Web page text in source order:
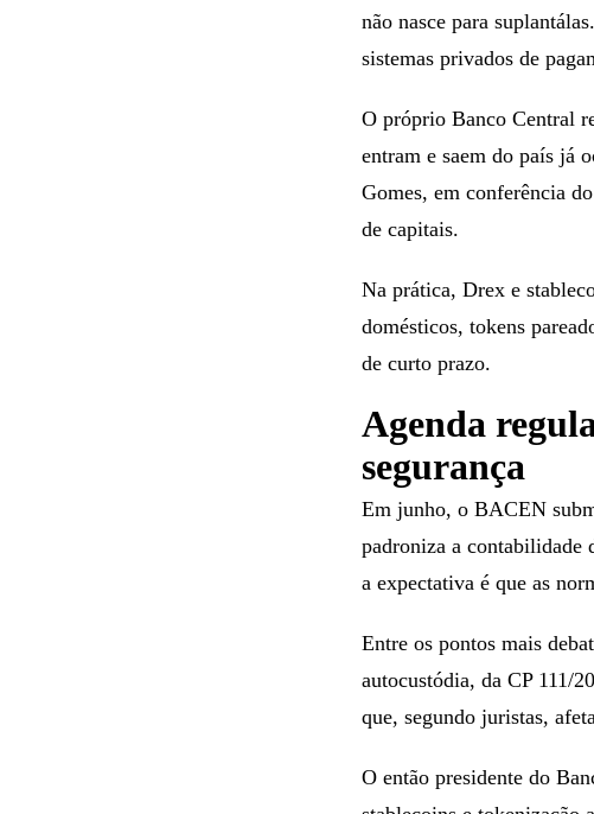
não nasce para
sistemas privados de
O próprio Banco Central
entram e saem do país já
Gomes, em conferência
de capitais.
Na prática, Drex e
domésticos, tokens
de curto prazo.
Agenda
segurança
Em junho, o BACEN
padroniza a contabilidade
a expectativa é que as
Entre os pontos mais
autocustódia, da CP 111/
que, segundo juristas,
O então presidente do